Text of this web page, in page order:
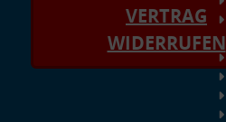
VERTRAG
WIDERRUFEN